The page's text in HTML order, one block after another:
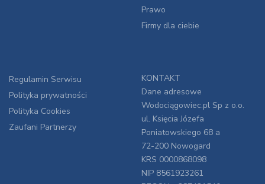
Prawo
Firmy dla ciebie
Regulamin Serwisu
Polityka prywatności
Polityka Cookies
Zaufani Partnerzy
KONTAKT
Dane adresowe
Wodociągowiec.pl Sp z o.o.
ul. Księcia Józefa
Poniatowskiego 68 a
72-200 Nowogard
KRS 0000868098
NIP 8561923261